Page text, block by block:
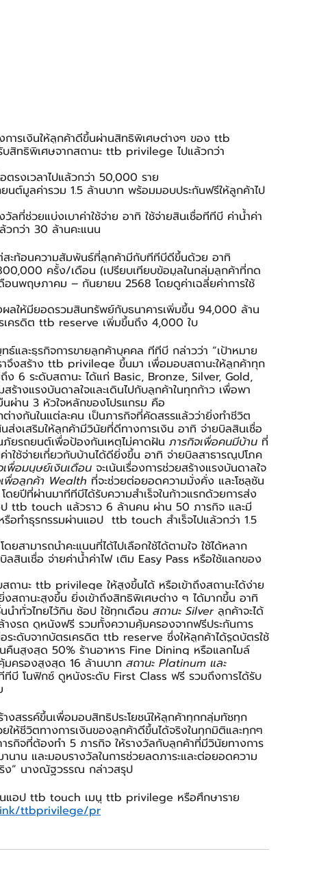
การเงินให้ลูกค้าดีขึ้นผ่านสิทธิพิเศษต่างๆ ของ ttb
สิทธิพิเศษจากสถานะ ttb privilege ไปแล้วกว่า
ตรงเวลาไปแล้วกว่า 50,000 ราย
นต์มูลค่ารวม 1.5 ล้านบาท พร้อมมอบประกันฟรีให้ลูกค้าไป
ที่ช่วยแบ่งเบาค่าใช้จ่าย อาทิ ใช้จ่ายสินเชื่อทีทีบี ค่าน้ำค่า
วกว่า 30 ล้านคะแนน
สะท้อนความสัมพันธ์ที่ลูกค้ามีกับทีทีบีดีขึ้นด้วย อาทิ
ครั้ง/เดือน (เปรียบเทียบข้อมูลในกลุ่มลูกค้าที่กด
นพฤษภาคม – กันยายน 2568 โดยดูค่าเฉลี่ยค่าการใช้
ให้มียอดรวมสินทรัพย์กับธนาคารเพิ่มขึ้น 94,000 ล้าน
เครดิต ttb reserve เพิ่มขึ้นถึง 4,000 ใบ
ละธุรกิจการขายลูกค้าบุคคล ทีทีบี กล่าวว่า “เป้าหมาย
จึงสร้าง ttb privilege ขึ้นมา เพื่อมอบสถานะให้ลูกค้าทุก
6 ระดับสถานะ ได้แก่ Basic, Bronze, Silver, Gold,
งแรงบันดาลใจและเดินไปกับลูกค้าในทุกก้าว เพื่อพา
ผ่าน 3 หัวใจหลักของโปรแกรม คือ
างกันในแต่ละคน เป็นภารกิจที่คัดสรรแล้วว่ายิ่งทำชีวิต
นส่งเสริมให้ลูกค้ามีวินัยที่ดีทางการเงิน อาทิ จ่ายบิลสินเชื่อ
ยรถยนต์เพื่อป้องกันเหตุไม่คาดฝัน ภารกิจเพื่อคนมีบ้าน ที่
าใช้จ่ายเกี่ยวกับบ้านได้ดียิ่งขึ้น อาทิ จ่ายบิลสาธารณูปโภค
เพื่อมนุษย์เงินเดือน จะเน้นเรื่องการช่วยสร้างแรงบันดาลใจ
พื่อลูกค้า Wealth ที่จะช่วยต่อยอดความมั่งคั่ง และโซลูชัน
ยปีที่ผ่านมาทีทีบีได้รับความสำเร็จในก้าวแรกด้วยการส่ง
ป ttb touch แล้วราว 6 ล้านคน ผ่าน 50 ภารกิจ และมี
ทำธุรกรรมผ่านแอป  ttb touch สำเร็จไปแล้วกว่า 1.5
ยสามารถนำคะแนนที่ได้ไปเลือกใช้ได้ตามใจ ใช้ได้หลาก
ลสินเชื่อ จ่ายค่าน้ำค่าไฟ เติม Easy Pass หรือใช้แลกของ
ถานะ ttb privilege ให้สูงขึ้นได้ หรือเข้าถึงสถานะได้ง่าย
านะสูงขึ้น ยิ่งเข้าถึงสิทธิพิเศษต่าง ๆ ได้มากขึ้น อาทิ
นำทั่วไทยไว้กิน ช้อป ใช้ทุกเดือน สถานะ Silver ลูกค้าจะได้
งรถ ดูหนังฟรี รวมทั้งความคุ้มครองจากฟรีประกันการ
อระดับจากบัตรเครดิต ttb reserve ซึ่งให้ลูกค้าได้รูดบัตรใช้
คืนสูงสุด 50% ร้านอาหาร Fine Dining หรือแลกไมล์
มครองสูงสุด 16 ล้านบาท สถานะ Platinum และ
บี โนฟิกซ์ ดูหนังระดับ First Class ฟรี รวมถึงการได้รับ
สรรค์ขึ้นเพื่อมอบสิทธิประโยชน์ให้ลูกค้าทุกกลุ่มทัชทุก
ให้ชีวิตทางการเงินของลูกค้าดีขึ้นได้จริงในทุกมิติและทุกๆ
รกิจที่ต้องทำ 5 ภารกิจ ให้รางวัลกับลูกค้าที่มีวินัยทางการ
าน และมอบรางวัลในการช่วยลดภาระและต่อยอดความ
ง” นางณัฐวรรณ กล่าวสรุป
อป ttb touch เมนู ttb privilege หรือศึกษาราย
ttbprivilege/pr